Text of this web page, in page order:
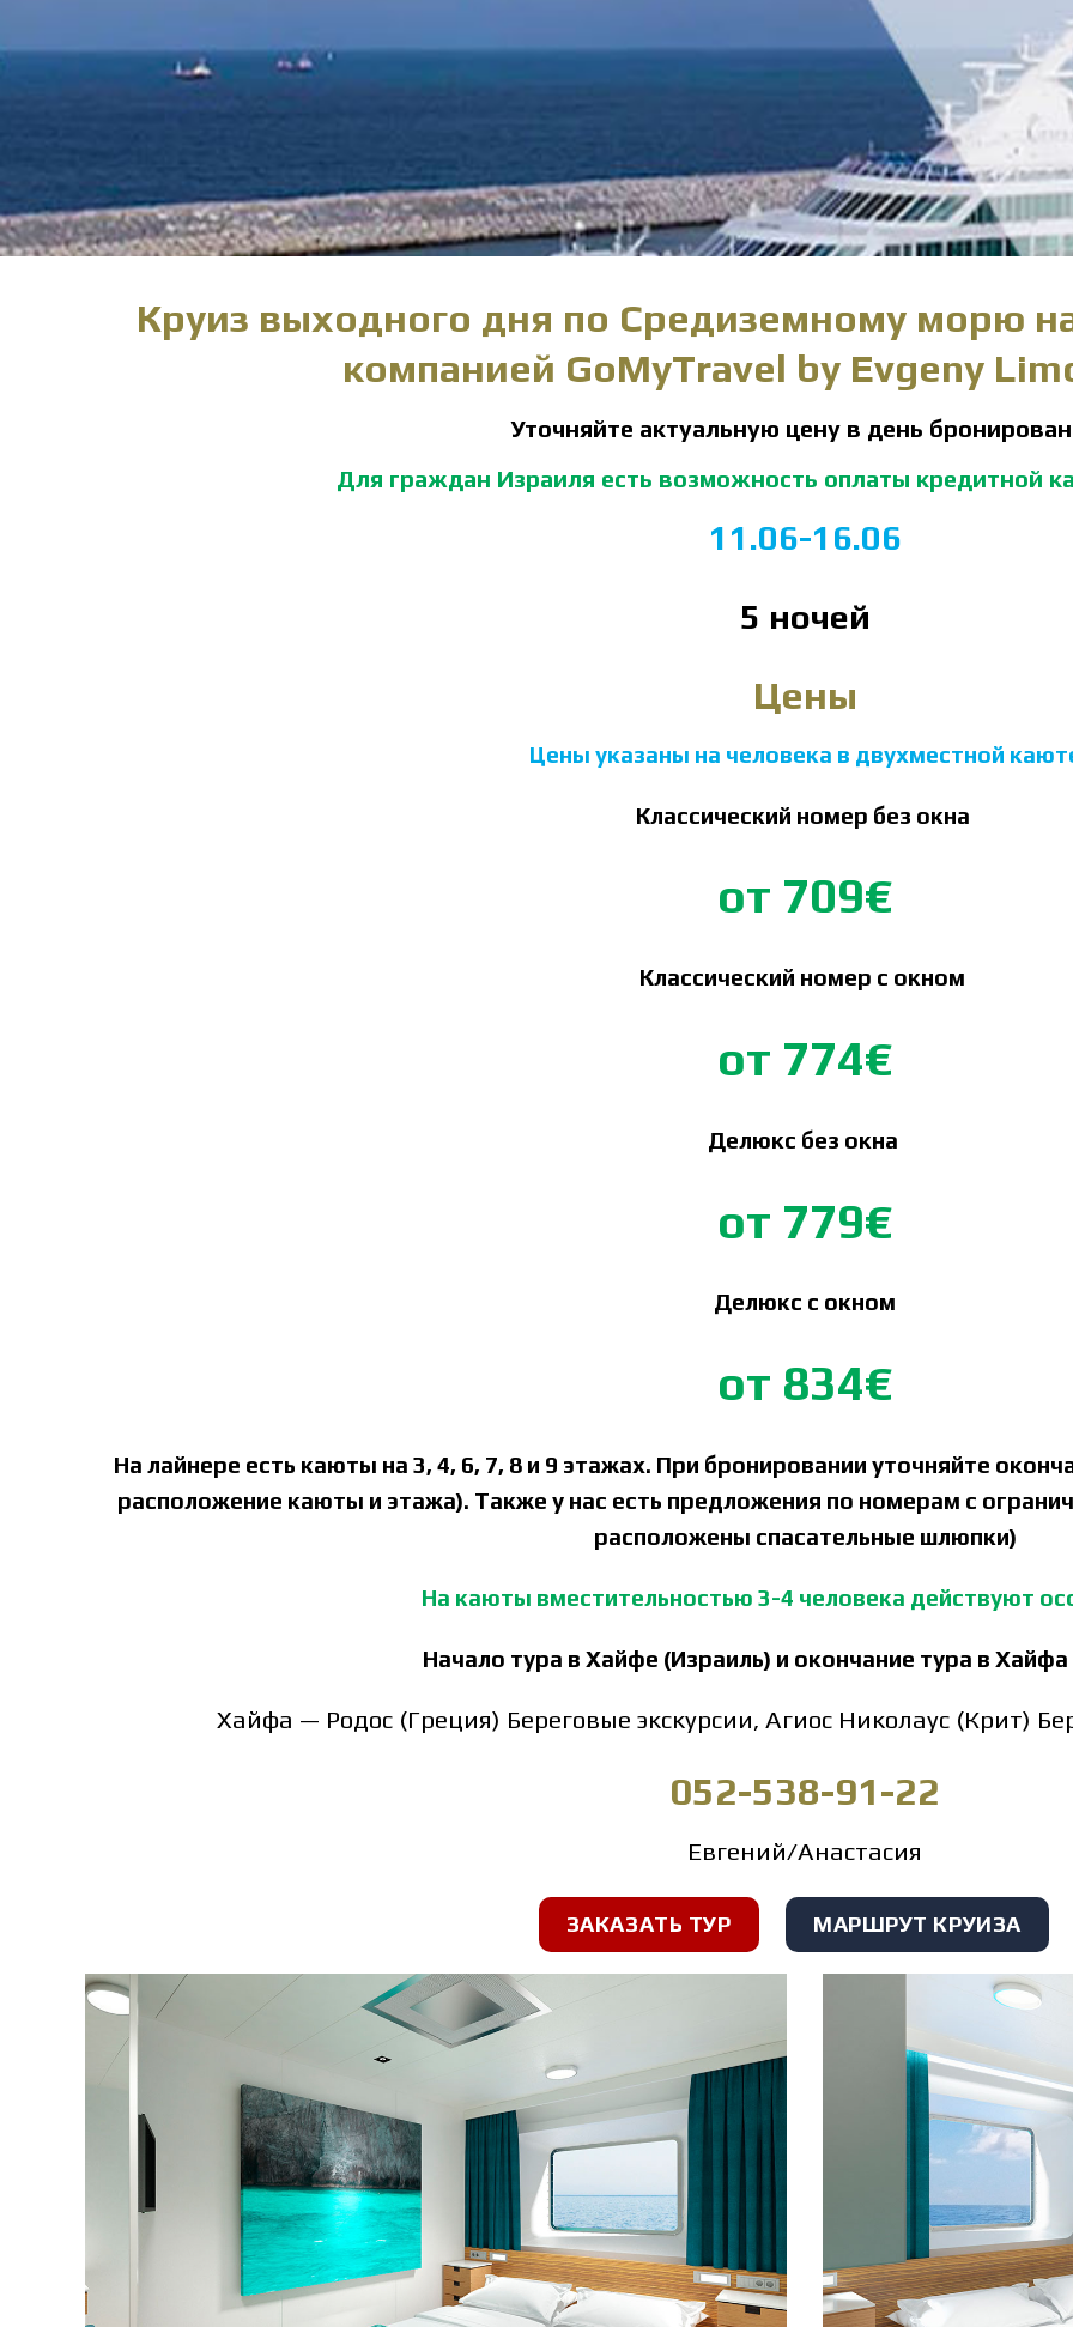
Круиз выходного дня по Средиземному морю
компанией GoMyTravel by Evgeny
Уточняйте актуальную цену в день
Для граждан Израиля есть возможность оплаты кредитной
11.06-16.06
5 ночей
Цены
Цены указаны на человека в двухместной
Классический номер без окна
от 709€
Классический номер с окном
от 774€
Делюкс без окна
от 779€
Делюкс с окном
от 834€
На лайнере есть каюты на 3, 4, 6, 7, 8 и 9 этажах. При бронировании уточняйте
расположение каюты и этажа). Также у нас есть предложения по номерам с
расположены спасательные шлюпки)
На каюты вместительностью 3-4 человека действуют
Начало тура в Хайфе (Израиль) и окончание тура в Хайфа
Хайфа — Родос (Греция) Береговые экскурсии, Агиос Николаус (Крит)
052-538-91-22
Евгений/Анастасия
ЗАКАЗАТЬ ТУР МАРШРУТ КРУИЗА